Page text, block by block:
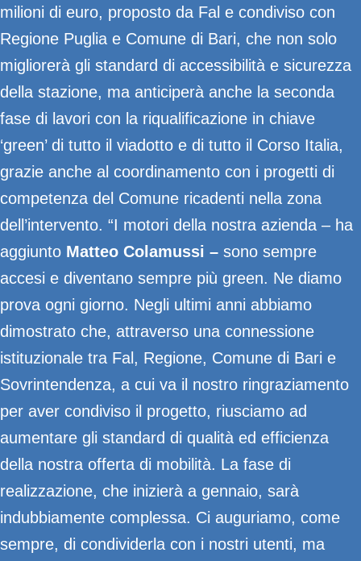
milioni di euro, proposto da Fal e condiviso con
Regione Puglia e Comune di Bari, che non solo
migliorerà gli standard di accessibilità e sicurezza
della stazione, ma anticiperà anche la seconda
fase di lavori con la riqualificazione in chiave
‘green’ di tutto il viadotto e di tutto il Corso Italia,
grazie anche al coordinamento con i progetti di
competenza del Comune ricadenti nella zona
dell’intervento. “I motori della nostra azienda – ha
aggiunto Matteo Colamussi – sono sempre
accesi e diventano sempre più green. Ne diamo
prova ogni giorno. Negli ultimi anni abbiamo
dimostrato che, attraverso una connessione
istituzionale tra Fal, Regione, Comune di Bari e
Sovrintendenza, a cui va il nostro ringraziamento
per aver condiviso il progetto, riusciamo ad
aumentare gli standard di qualità ed efficienza
della nostra offerta di mobilità. La fase di
realizzazione, che inizierà a gennaio, sarà
indubbiamente complessa. Ci auguriamo, come
sempre, di condividerla con i nostri utenti, ma